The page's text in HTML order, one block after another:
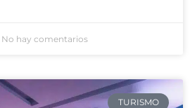
No hay comentarios
TURISMO